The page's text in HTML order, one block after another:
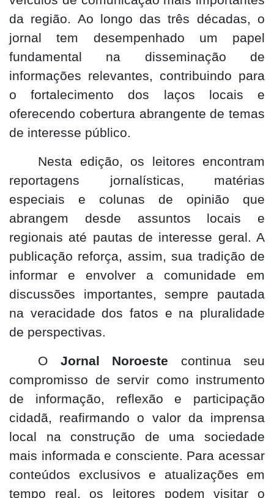
da região. Ao longo das três décadas, o
jornal tem desempenhado um papel
fundamental na disseminação de
informações relevantes, contribuindo para
o fortalecimento dos laços locais e
oferecendo cobertura abrangente de temas
de interesse público.
Nesta edição, os leitores encontram
reportagens jornalísticas, matérias
especiais e colunas de opinião que
abrangem desde assuntos locais e
regionais até pautas de interesse geral. A
publicação reforça, assim, sua tradição de
informar e envolver a comunidade em
discussões importantes, sempre pautada
na veracidade dos fatos e na pluralidade
de perspectivas.
O Jornal Noroeste continua seu
compromisso de servir como instrumento
de informação, reflexão e participação
cidadã, reafirmando o valor da imprensa
local na construção de uma sociedade
mais informada e consciente. Para acessar
conteúdos exclusivos e atualizações em
tempo real, os leitores podem visitar o